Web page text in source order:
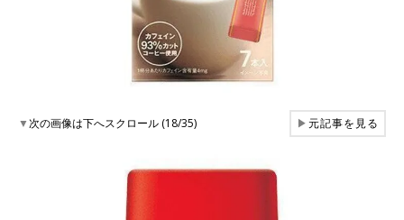
▼次の画像は下へスクロール (18/35) ▶元記事を見る